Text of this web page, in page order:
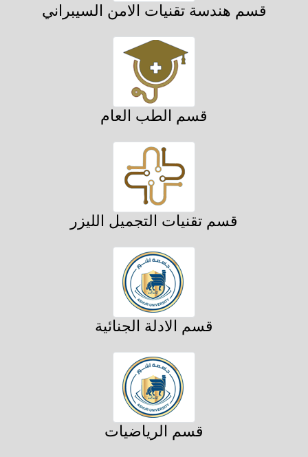
قسم هندسة تقنيات الامن السيبراني
قسم الطب العام
قسم تقنيات التجميل الليزر
قسم الادلة الجنائية
قسم الرياضيات